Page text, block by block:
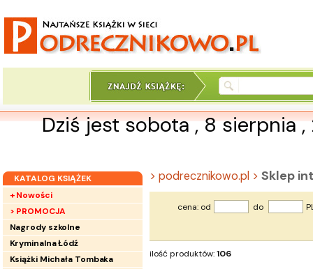
Dziś jest sobota , 8 sierpnia
KATALOG KSIĄŻEK
+ Nowości
> PROMOCJA
Nagrody szkolne
Kryminalna Łódź
Książki Michała Tombaka
> podrecznikowo.pl > Sklep
cena: od do
ilość produktów:106